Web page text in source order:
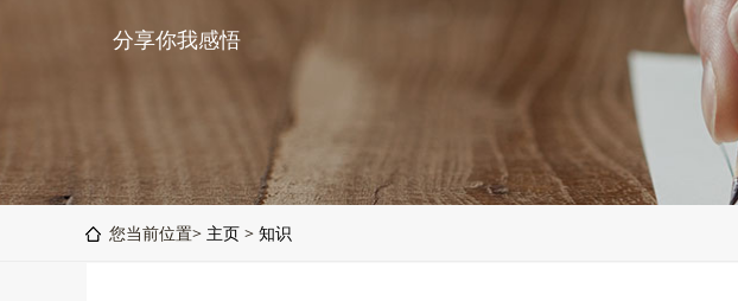
分享你我感悟
您当前位置> 主页 > 知识